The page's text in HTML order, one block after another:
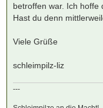
betroffen war. Ich hoffe
Hast du denn
Viele Grüße
schleimpilz-liz
---